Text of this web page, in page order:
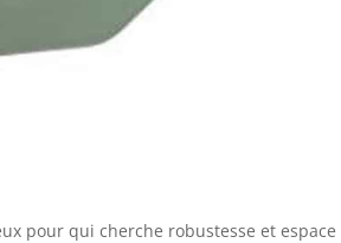
pour qui cherche robustesse et espace